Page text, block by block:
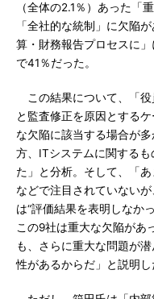
（全体の2.1％）あった「
「全社的な統制」に欠陥
算・財務報告プロセスに
で41％だった。
この結果について、「役
と監査修正を原因とする
な欠陥に該当する場合が
方、ITシステムに関するも
た」と分析。そして、「
などで注目されていない
は“評価結果を表明しなかっ
この9社は重大な欠陥があ
も、さらに重大な問題が
性があるからだ」と説明し